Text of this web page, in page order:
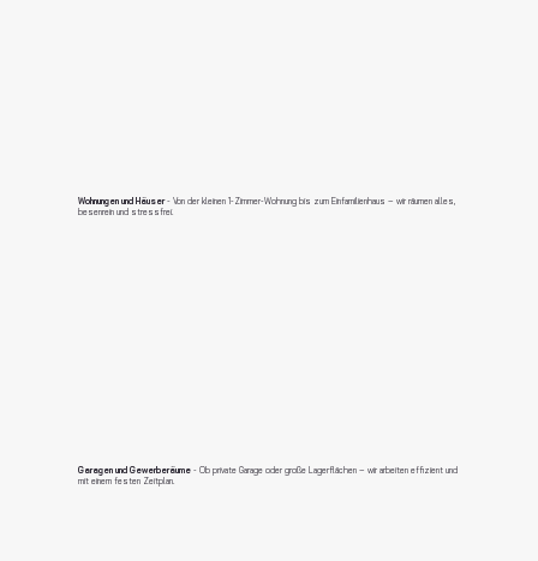
Wohnungen und Häuser- Von der kleinen 1-Zimmer-Wohnung bis zum Einfamilienhaus – wir räumen alles,
besenrein und stressfrei.
Garagen und Gewerberäume - Ob private Garage oder große Lagerflächen – wir arbeiten effizient und
mit einem festen Zeitplan.